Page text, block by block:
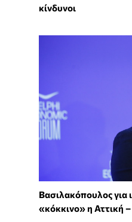
κίνδυνοι
Βασιλακόπουλος για
«κόκκινο» η Αττική